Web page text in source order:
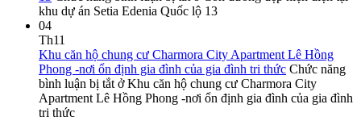
khu dự án Setia Edenia Quốc lộ 13
04
Th11
Khu căn hộ chung cư Charmora City Apartment Lê Hồng
Phong -nơi ổn định gia đình của gia đình tri thức Chức năng
bình luận bị tắt ở Khu căn hộ chung cư Charmora City
Apartment Lê Hồng Phong -nơi ổn định gia đình của gia đình
tri thức